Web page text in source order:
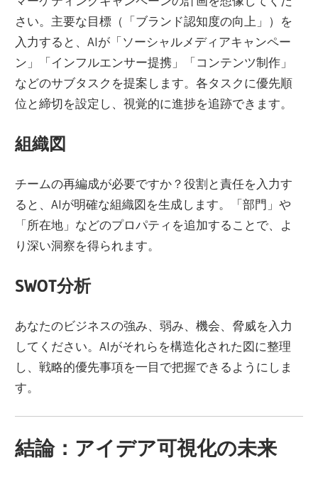
さい。主要な目標（「ブランド認知度の向上」）を
入力すると、AIが「ソーシャルメディアキャンペー
ン」「インフルエンサー提携」「コンテンツ制作」
などのサブタスクを提案します。各タスクに優先順
位と締切を設定し、視覚的に進捗を追跡できます。
組織図
チームの再編成が必要ですか？役割と責任を入力す
ると、AIが明確な組織図を生成します。「部門」や
「所在地」などのプロパティを追加することで、よ
り深い洞察を得られます。
SWOT分析
あなたのビジネスの強み、弱み、機会、脅威を入力
してください。AIがそれらを構造化された図に整理
し、戦略的優先事項を一目で把握できるようにしま
す。
結論：アイデア可視化の未来